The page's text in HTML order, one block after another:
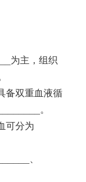
为主，组织
备双重血液循
。
可分为
、